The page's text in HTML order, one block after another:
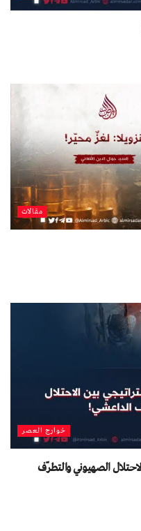
مقالات
خوارج العصر
الصهيوني والتطرّف